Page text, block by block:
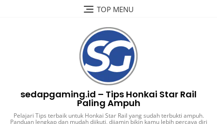
TOP MENU
sedapgaming.id – Tips Honkai Star Rail
Paling Ampuh
Pelajari Tips terbaik untuk Honkai Star Rail yang sudah terbukti ampuh.
Panduan lengkap dan mudah diikuti, dijamin bikin kamu lebih percaya diri